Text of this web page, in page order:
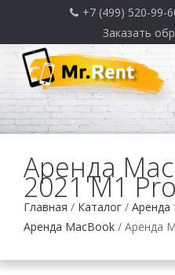
+7 (499) 520-99-
Заказать
Аренда
2021 M1
Главная / Каталог / Аренда
Аренда MacBook / Аренда